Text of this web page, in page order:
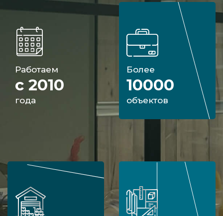
Работаем
с 2010
года
Более
10000
объектов